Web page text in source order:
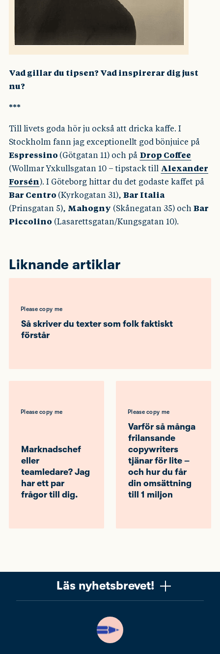
Vad gillar du tipsen? Vad inspirerar dig just
nu?
***
Till livets goda hör ju också att dricka kaffe. I
Stockholm fann jag exceptionellt god bönjuice på
Espressino (Götgatan 11) och på Drop Coffee
(Wollmar Yxkullsgatan 10 – tipstack till Alexander
Forsén). I Göteborg hittar du det godaste kaffet på
Bar Centro (Kyrkogatan 31), Bar Italia
(Prinsgatan 5), Mahogny (Skånegatan 35) och Bar
Piccolino (Lasarettsgatan/Kungsgatan 10).
Liknande artiklar
Please copy me
Så skriver du texter som folk faktiskt
förstår
Please copy me
Marknadschef
eller
teamledare? Jag
har ett par
frågor till dig.
Please copy me
Varför så många
frilansande
copywriters
tjänar för lite –
och hur du får
din omsättning
till 1 miljon
Läs nyhetsbrevet!
Ta chansen! Det är jag (Mattias) som skriver det, och
när du läser får du knep, verktyg och tankar som gör